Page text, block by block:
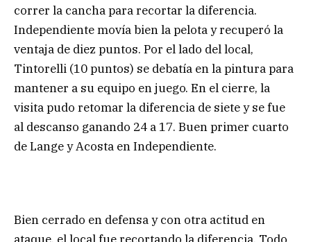
correr la cancha para recortar la diferencia.
Independiente movía bien la pelota y recuperó la
ventaja de diez puntos. Por el lado del local,
Tintorelli (10 puntos) se debatía en la pintura para
mantener a su equipo en juego. En el cierre, la
visita pudo retomar la diferencia de siete y se fue
al descanso ganando 24 a 17. Buen primer cuarto
de Lange y Acosta en Independiente.
Bien cerrado en defensa y con otra actitud en